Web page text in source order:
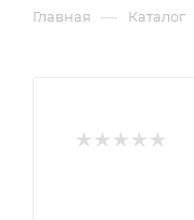
Главная — Каталог